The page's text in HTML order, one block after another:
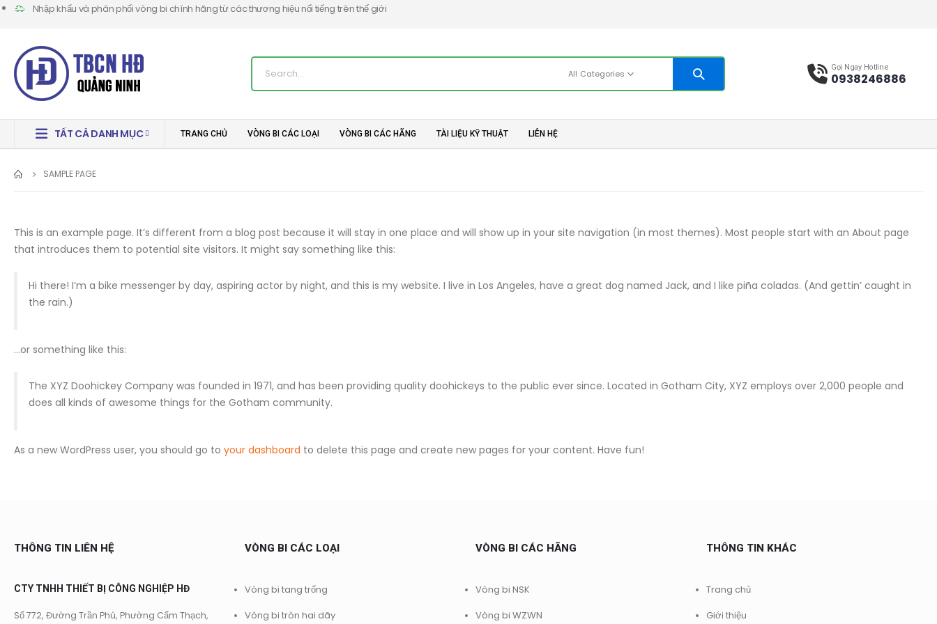
Nhập khẩu và phân phối vòng bi chính hãng từ các thương hiệu nổi tiếng trên thế giới
All Categories
Gọi Ngay Hotline
0938246886
TẤT CẢ DANH MỤC TRANG CHỦ VÒNG BI CÁC LOẠI VÒNG BI CÁC HÃNG TÀI LIỆU KỸ THUẬT LIÊN HỆ
SAMPLE PAGE
This is an example page. It’s different from a blog post because it will stay in one place and will show up in your site navigation (in most themes). Most people start with an About page
that introduces them to potential site visitors. It might say something like this:
Hi there! I’m a bike messenger by day, aspiring actor by night, and this is my website. I live in Los Angeles, have a great dog named Jack, and I like piña coladas. (And gettin’ caught in
the rain.)
…or something like this:
The XYZ Doohickey Company was founded in 1971, and has been providing quality doohickeys to the public ever since. Located in Gotham City, XYZ employs over 2,000 people and
does all kinds of awesome things for the Gotham community.
As a new WordPress user, you should go to your dashboard to delete this page and create new pages for your content. Have fun!
THÔNG TIN LIÊN HỆ
CTY TNHH THIẾT BỊ CÔNG NGHIỆP HĐ
Số 772, Đường Trần Phú, Phường Cẩm Thạch,
VÒNG BI CÁC LOẠI
Vòng bi tang trống
Vòng bi tròn hai dãy
VÒNG BI CÁC HÃNG
Vòng bi NSK
Vòng bi WZWN
THÔNG TIN KHÁC
Trang chủ
Giới thiệu